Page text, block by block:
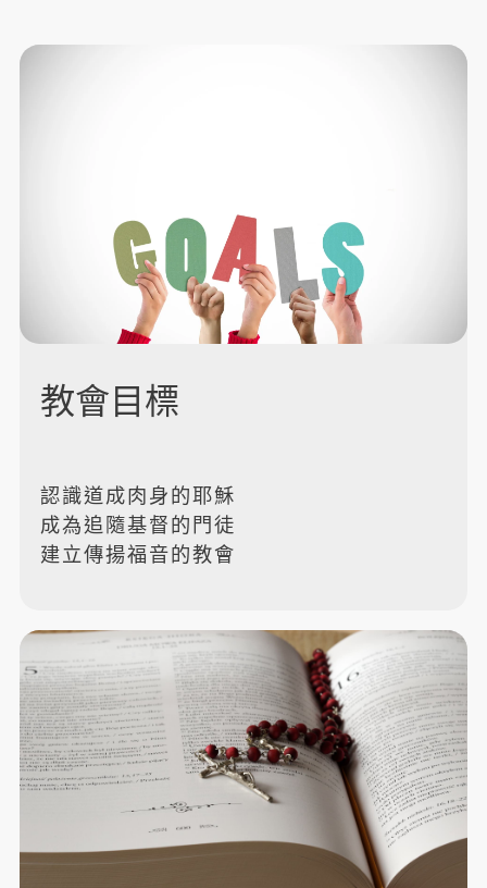
教會目標
認識道成肉身的耶穌
成為追隨基督的門徒
建立傳揚福音的教會